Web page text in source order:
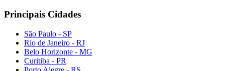
Principais Cidades
São Paulo - SP
Rio de Janeiro - RJ
Belo Horizonte - MG
Curitiba - PR